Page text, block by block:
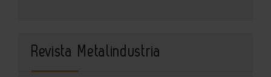
Revista Metalindustria